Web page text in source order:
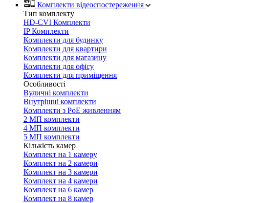
Комплекти відеоспостереження
Тип комплекту
HD-CVI Комплекти
IP Комплекти
Комплекти для будинку
Комплекти для квартири
Комплекти для магазину
Комплекти для офісу
Комплекти для приміщення
Особливості
Вуличні комплекти
Внутрішні комплекти
Комплекти з PoE живленням
2 МП комплекти
4 МП комплекти
5 МП комплекти
Кількість камер
Комплект на 1 камеру
Комплект на 2 камери
Комплект на 3 камери
Комплект на 4 камери
Комплект на 6 камер
Комплект на 8 камер